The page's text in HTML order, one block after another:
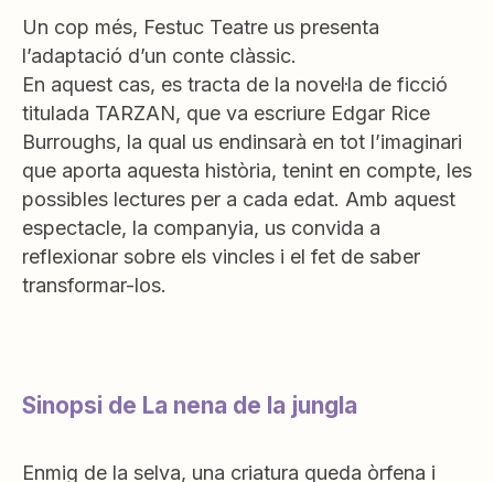
Un cop més, Festuc Teatre us presenta
l’adaptació d’un conte clàssic.
En aquest cas, es tracta de la novel·la de ficció
titulada TARZAN, que va escriure Edgar Rice
Burroughs, la qual us endinsarà en tot l’imaginari
que aporta aquesta història, tenint en compte, les
possibles lectures per a cada edat. Amb aquest
espectacle, la companyia, us convida a
reflexionar sobre els vincles i el fet de saber
transformar-los.
Sinopsi de La nena de la jungla
Enmig de la selva, una criatura queda òrfena i